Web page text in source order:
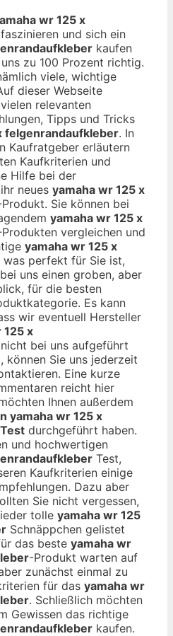
wr 125 x
faszinieren und sich ein
kaufen
zu 100 Prozent richtig.
viele, wichtige
dieser Webseite
relevanten
Tipps und Tricks
felgenrandaufkleber. In
Kaufratgeber erläutern
Kaufkriterien und
Hilfe bei der
neues yamaha wr 125 x
Sie können bei
yamaha wr 125 x
vergleichen und
yamaha wr 125 x
was perfekt für Sie ist,
uns einen groben, aber
für die besten
Es kann
wir eventuell Hersteller
125 x
nicht bei uns aufgeführt
können Sie uns jederzeit
Eine kurze
reicht hier
Ihnen außerdem
yamaha wr 125 x
durchgeführt haben.
und hochwertigen
Test,
Kaufkriterien einige
Dazu aber
Sie nicht vergessen,
tolle yamaha wr 125
Schnäppchen gelistet
das beste yamaha wr
-Produkt warten auf
zunächst einmal zu
für das yamaha wr
. Schließlich möchten
Gewissen das richtige
kaufen.